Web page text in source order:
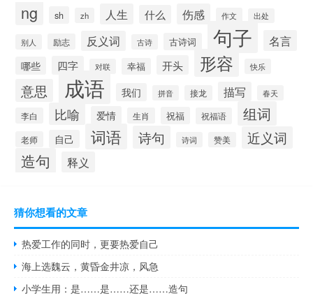
ng sh zh 人生 什么 伤感 作文 出处
别人 励志 反义词 古诗 古诗词 句子 名言
哪些 四字 对联 幸福 开头 形容 快乐
意思 成语 我们 拼音 接龙 描写 春天
李白 比喻 爱情 生肖 祝福 祝福语 组词
老师 自己 词语 诗句 诗词 赞美 近义词
造句 释义
猜你想看的文章
热爱工作的同时，更要热爱自己
海上选魏云，黄昏金井凉，风急
小学生用：是……是……还是……造句